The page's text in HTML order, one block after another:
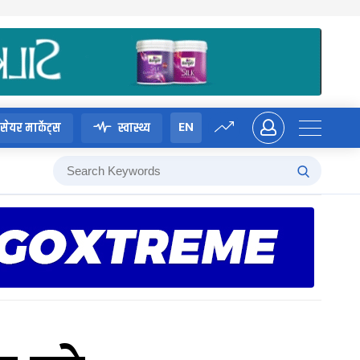
सेयर मार्केट्स स्वास्थ्य EN